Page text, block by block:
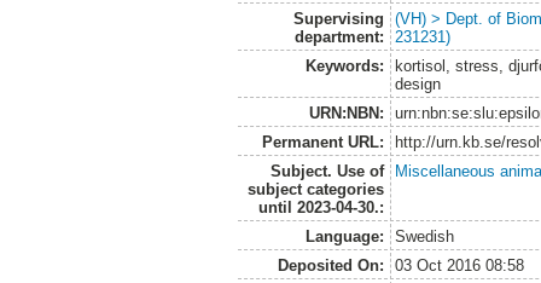
Supervising
department:
(VH) > Dept. of
231231)
Keywords:
kortisol, stress,
design
URN:NBN:
Permanent URL:
http://urn.kb.se/
Subject. Use of
subject categories
until 2023-04-30.:
Miscellaneous
Language:
Swedish
Deposited On:
03 Oct 2016 08:58